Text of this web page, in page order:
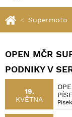
Supermoto
OPEN MČR
PODNIKY V
19.
KVĚTNA
Písek